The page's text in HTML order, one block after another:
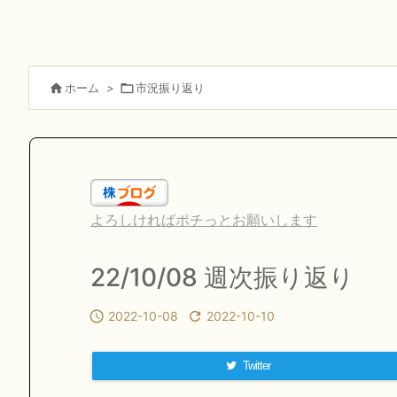
 ホーム > 市況振り返り
よろしければポチっとお願いします
22/10/08 週次振り返り
 2022-10-08  2022-10-10
Twitter